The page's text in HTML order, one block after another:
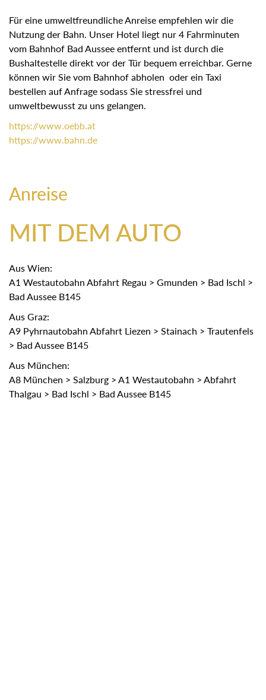
Für eine umweltfreundliche Anreise empfehlen wir die
Nutzung der Bahn. Unser Hotel liegt nur 4 Fahrminuten
vom Bahnhof Bad Aussee entfernt und ist durch die
Bushaltestelle direkt vor der Tür bequem erreichbar. Gerne
können wir Sie vom Bahnhof abholen oder ein Taxi
bestellen auf Anfrage sodass Sie stressfrei und
umweltbewusst zu uns gelangen.
https://www.oebb.at
https://www.bahn.de
Anreise
MIT DEM AUTO
Aus Wien:
A1 Westautobahn Abfahrt Regau > Gmunden > Bad Ischl >
Bad Aussee B145
Aus Graz:
A9 Pyhrnautobahn Abfahrt Liezen > Stainach > Trautenfels
> Bad Aussee B145
Aus München:
A8 München > Salzburg > A1 Westautobahn > Abfahrt
Thalgau > Bad Ischl > Bad Aussee B145